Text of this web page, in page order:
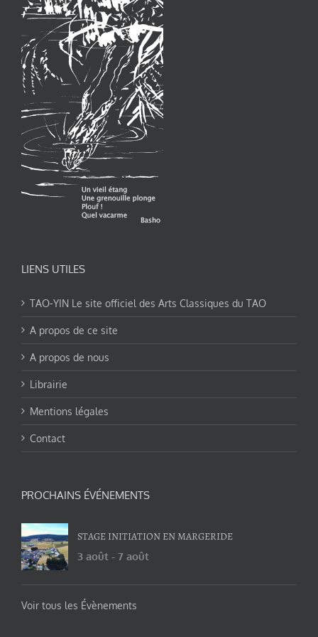
LIENS UTILES
TAO-YIN Le site officiel des Arts Classiques du TAO
A propos de ce site
A propos de nous
Librairie
Mentions légales
Contact
PROCHAINS ÉVÉNEMENTS
STAGE INITIATION EN MARGERIDE
3 août - 7 août
Voir tous les Évènements